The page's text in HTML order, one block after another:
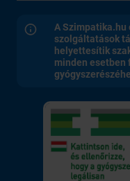
A
szolgáltatások
helyettesítik
minden esetben